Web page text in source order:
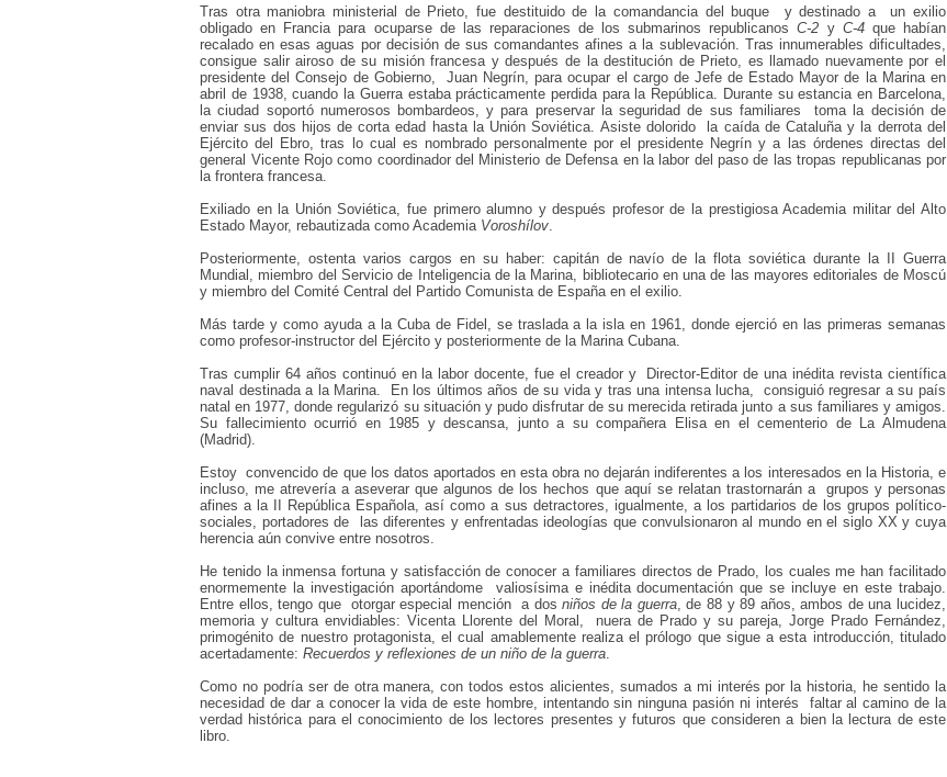
Tras otra maniobra ministerial de Prieto, fue destituido de la comandancia del buque
y destinado a
un exilio
obligado en Francia para ocuparse de las reparaciones de los submarinos republicanosC-2 y C-4que habían
recalado en esas aguas por decisión de sus comandantes afines a la sublevación. Tras innumerables dificultades,
consigue salir airoso de su misión francesa y después de la destitución de Prieto, es llamado nuevamente por el
presidente del Consejo de Gobierno,
Juan Negrín, para ocupar el cargo de Jefe de Estado Mayor de la Marina en
abril de 1938, cuando la Guerra estaba prácticamente perdida para la República. Durante su estancia en Barcelona,
la ciudad soportó numerosos bombardeos, y para preservar la seguridad de sus familiares
toma la decisión de
enviar sus dos hijos de corta edad hasta la Unión Soviética. Asiste dolorido
la caída de Cataluña y la derrota del
Ejército del Ebro, tras lo cual es nombrado personalmente por el presidente Negrín y a las órdenes directas del
general Vicente Rojo como coordinador del Ministerio de Defensa en la labor del paso de las tropas republicanas por
la frontera francesa.
Exiliado en la Unión Soviética, fue primero alumno y después profesor de la prestigiosa Academia militar del Alto
Estado Mayor, rebautizada como Academia Voroshílov
Posteriormente,ostenta varios cargos en su haber: capitán de navío de la flota soviética durante la II Guerra
Mundial, miembro del Servicio de Inteligencia de la Marina, bibliotecario en una de las mayores editoriales de Moscú
y miembro del Comité Central del Partido Comunista de España en el exilio.
Más tardey como ayuda a la Cuba de Fidel, se traslada a la isla en 1961,
donde ejerció en las primeras semanas
como profesor-instructordel Ejércitoy posteriormente de la Marina Cubana.
Tras cumplir 64 años continuó en la labor docente, fue el creador y
Director-Editor de una inédita revista científica
naval destinada a la Marina.
En los últimos años de su vida y tras una intensa lucha,
consiguió regresar a su país
natal en 1977, donde regularizó su situación y pudo disfrutar de su merecida retirada junto a sus familiares y amigos.
Su fallecimiento ocurrió en 1985 y descansa, junto a su compañera Elisa en el cementerio de La Almudena
(Madrid).
Estoy convencidode que los datos aportados en esta obra no dejarán indiferentes a los interesados en la Historia, e
incluso, me atrevería a aseverar que algunos de los hechos que aquí se relatan trastornarán a
grupos y personas
afinesa la II República Española, así como a sus detractores, igualmente, a los partidarios de los grupos político-
sociales, portadores de
las diferentes y enfrentadas ideologías que convulsionaron al mundo en el siglo XX y cuya
herencia aún convive entre nosotros.
He tenido la inmensa fortuna y satisfacción de conocer a familiares directos de Prado, los cuales me han facilitado
enormemente la investigación aportándome
valiosísima e inédita documentación que se incluye en este trabajo.
Entre ellos,tengo que otorgar especial mención a dosniños de la guerra, de 88 y 89 años, ambos de una lucidez,
memoria y cultura envidiables: Vicenta Llorente del Moral,
nuera de Prado y su pareja, Jorge Prado Fernández,
primogénito de nuestro protagonista, el cual amablemente realiza el prólogo que sigue a esta introducción, titulado
acertadamente:Recuerdos y reflexiones de un niño de la guerra
Como no podría ser de otra manera, con todos estos alicientes, sumados a mi interés por la historia, he sentido la
necesidad de dar a conocer la vida de este hombre, intentando sin ninguna pasión ni interés
faltar al camino de la
verdad histórica para el conocimiento de los lectores presentes y futuros que consideren a bien la lectura de este
libro.